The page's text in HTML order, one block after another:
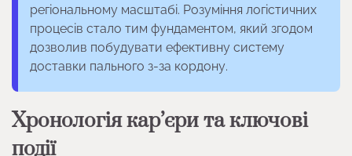
регіональному масштабі. Розуміння логістичних
процесів стало тим фундаментом, який згодом
дозволив побудувати ефективну систему
доставки пального з-за кордону.
Хронологія кар’єри та ключові
події